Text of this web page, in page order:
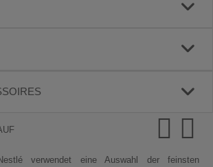
verwendet eine Auswahl der feinsten